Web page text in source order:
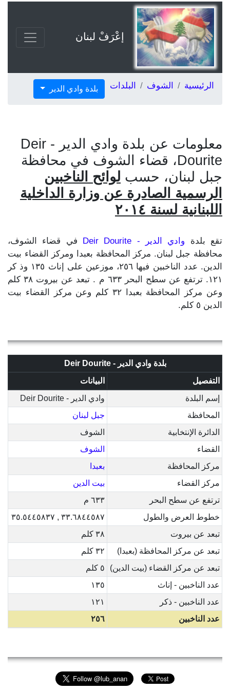
إعْرَفْ لبنان
الرئيسية الشوف البلدات بلدة وادي الدير
معلومات عن بلدة وادي الدير - Deir
Dourite، قضاء الشوف في محافظة
جبل لبنان، حسب لوائح الناخبين
الرسمية الصادرة عن وزارة الداخلية
اللبنانية لسنة ٢٠١٤
تقع بلدة وادي الدير - Deir Dourite
في قضاء الشوف،
محافظة جبل لبنان. مركز المحافظة بعبدا ومركز القضاء بيت
الدين. عدد الناخبين فيها ٢٥٦، موزعين على إناث ١٣٥ وذ كر
١٢١. ترتفع عن سطح البحر ٦٣٣ م . تبعد عن بيروت ٣٨ كلم
وعن مركز المحافظة بعبدا ٣٢ كلم وعن مركز القضاء بيت
الدين ٥ كلم.
بلدة وادي الدير - Deir Dourite
التفصيل
البيانات
إسم البلدة
وادي الدير - Deir Dourite
المحافظة
جبل لبنان
الدائرة الإنتخابية
الشوف
القضاء
الشوف
مركز المحافظة
بعبدا
مركز القضاء
بيت الدين
ترتفع عن سطح البحر
٦٣٣ م
خطوط العرض والطول
٣٣.٦٨٤٤٥٨٧ , ٣٥.٥٤٤٥٨٣٧
تبعد عن بيروت
٣٨ كلم
تبعد عن مركز المحافظة (بعبدا)
٣٢ كلم
تبعد عن مركز القضاء (بيت الدين)
٥ كلم
عدد الناخبين - إناث
١٣٥
عدد الناخبين - ذكر
١٢١
عدد الناخبين
٢٥٦